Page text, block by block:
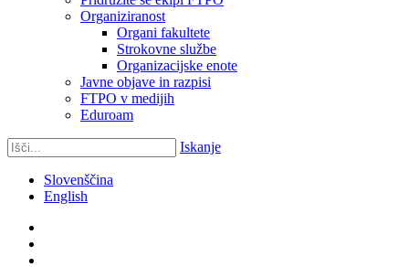
Organiziranost
Organi fakultete
Strokovne službe
Organizacijske enote
Javne objave in razpisi
FTPO v medijih
Eduroam
Iskanje
Slovenščina
English